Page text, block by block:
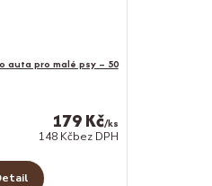
auta pro malé psy – 50
179 Kč/ks
148 Kčbez DPH